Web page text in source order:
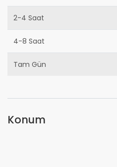
2-4 Saat
4-8 Saat
Tam Gün
Konum